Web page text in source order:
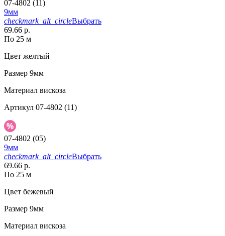
07-4802 (11)
9мм
checkmark_alt_circleВыбрать
69.66 р.
По 25 м
Цвет желтый
Размер 9мм
Материал вискоза
Артикул 07-4802 (11)
07-4802 (05)
9мм
checkmark_alt_circleВыбрать
69.66 р.
По 25 м
Цвет бежевый
Размер 9мм
Материал вискоза